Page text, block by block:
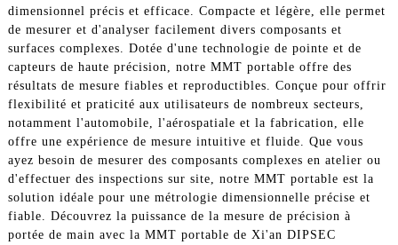
dimensionnel précis et efficace. Compacte et légère, elle permet
de mesurer et d'analyser facilement divers composants et
surfaces complexes. Dotée d'une technologie de pointe et de
capteurs de haute précision, notre MMT portable offre des
résultats de mesure fiables et reproductibles. Conçue pour offrir
flexibilité et praticité aux utilisateurs de nombreux secteurs,
notamment l'automobile, l'aérospatiale et la fabrication, elle
offre une expérience de mesure intuitive et fluide. Que vous
ayez besoin de mesurer des composants complexes en atelier ou
d'effectuer des inspections sur site, notre MMT portable est la
solution idéale pour une métrologie dimensionnelle précise et
fiable. Découvrez la puissance de la mesure de précision à
portée de main avec la MMT portable de Xi'an DIPSEC